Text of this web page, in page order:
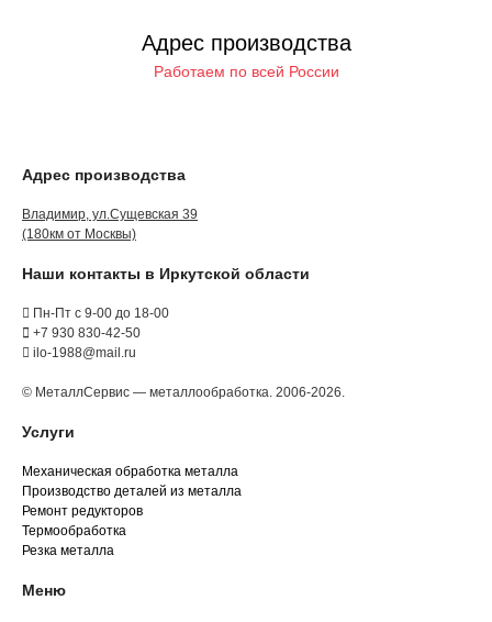
Адрес производства
Работаем по всей России
Адрес производства
Владимир, ул.Сущевская 39
(180км от Москвы)
Наши контакты в Иркутской области
Пн-Пт с 9-00 до 18-00
+7 930 830-42-50
ilo-1988@mail.ru
© МеталлСервис — металлообработка. 2006-2026.
Услуги
Механическая обработка металла
Производство деталей из металла
Ремонт редукторов
Термообработка
Резка металла
Меню